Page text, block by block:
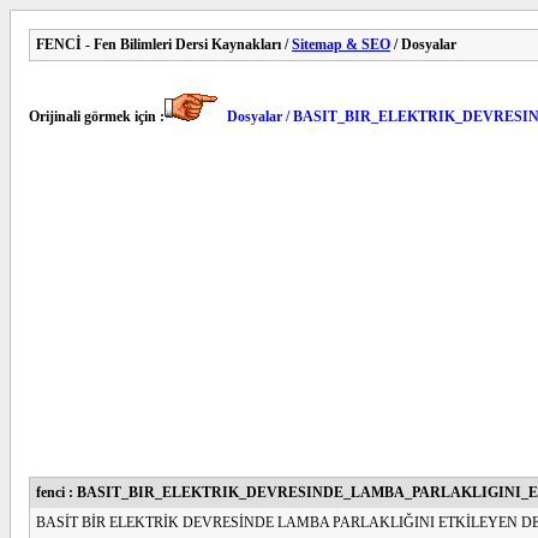
FENCİ - Fen Bilimleri Dersi Kaynakları /Sitemap & SEO / Dosyalar
Orijinali görmek için : Dosyalar /
fenci :
BASİT BİR ELEKTRİK DEVRESİNDE LAMBA PARLAKLIĞINI ETKİLEYEN